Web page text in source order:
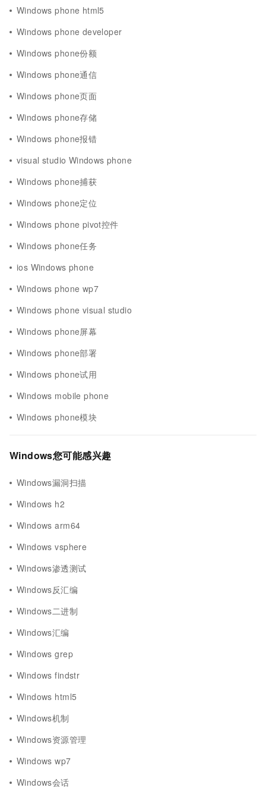
Windows phone html5
Windows phone developer
Windows phone份额
Windows phone通信
Windows phone页面
Windows phone存储
Windows phone报错
visual studio Windows phone
Windows phone捕获
Windows phone定位
Windows phone pivot控件
Windows phone任务
ios Windows phone
Windows phone wp7
Windows phone visual studio
Windows phone屏幕
Windows phone部署
Windows phone试用
Windows mobile phone
Windows phone模块
Windows您可能感兴趣
Windows漏洞扫描
Windows h2
Windows arm64
Windows vsphere
Windows渗透测试
Windows反汇编
Windows二进制
Windows汇编
Windows grep
Windows findstr
Windows html5
Windows机制
Windows资源管理
Windows wp7
Windows会话